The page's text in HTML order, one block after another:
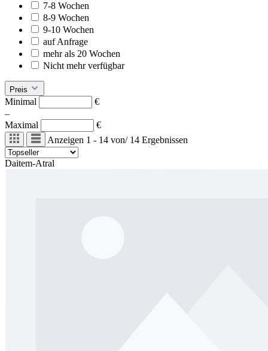
7-8 Wochen
8-9 Wochen
9-10 Wochen
auf Anfrage
mehr als 20 Wochen
Nicht mehr verfügbar
Preis
Minimal
€
–
Maximal
€
Anzeigen 1 - 14 von/14 Ergebnissen
Daitem-Atral